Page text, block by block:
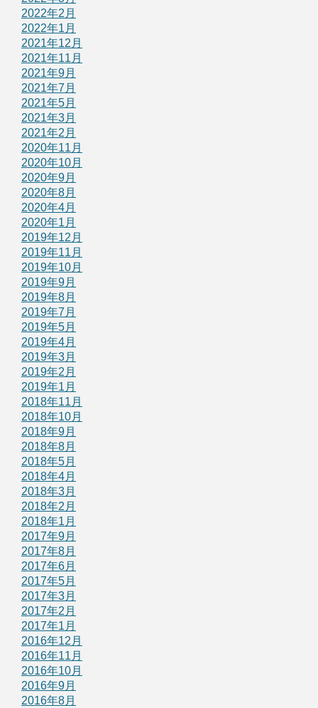
2022年2月
2022年1月
2021年12月
2021年11月
2021年9月
2021年7月
2021年5月
2021年3月
2021年2月
2020年11月
2020年10月
2020年9月
2020年8月
2020年4月
2020年1月
2019年12月
2019年11月
2019年10月
2019年9月
2019年8月
2019年7月
2019年5月
2019年4月
2019年3月
2019年2月
2019年1月
2018年11月
2018年10月
2018年9月
2018年8月
2018年5月
2018年4月
2018年3月
2018年2月
2018年1月
2017年9月
2017年8月
2017年6月
2017年5月
2017年3月
2017年2月
2017年1月
2016年12月
2016年11月
2016年10月
2016年9月
2016年8月